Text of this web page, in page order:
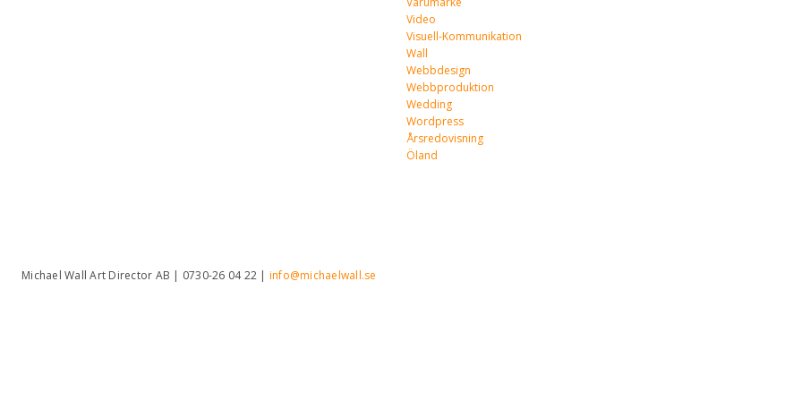
Video
Visuell-Kommunikation
Wall
Webbdesign
Webbproduktion
Wedding
Wordpress
Årsredovisning
Öland
Michael Wall Art Director AB | 0730-26 04 22 | info@michaelwall.se